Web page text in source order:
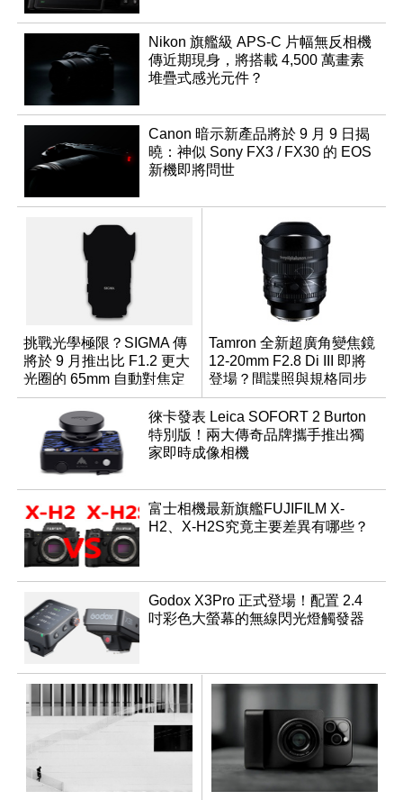
Nikon 旗艦級 APS-C 片幅無反相機
傳近期現身，將搭載 4,500 萬畫素
堆疊式感光元件？
Canon 暗示新產品將於 9 月 9 日揭
曉：神似 Sony FX3 / FX30 的 EOS
新機即將問世
挑戰光學極限？SIGMA 傳
將於 9 月推出比 F1.2 更大
光圈的 65mm 自動對焦定
焦鏡
Tamron 全新超廣角變焦鏡
12-20mm F2.8 Di III 即將
登場？間諜照與規格同步
流出
徠卡發表 Leica SOFORT 2 Burton
特別版！兩大傳奇品牌攜手推出獨
家即時成像相機
富士相機最新旗艦FUJIFILM X-
H2、X-H2S究竟主要差異有哪些？
Godox X3Pro 正式登場！配置 2.4
吋彩色大螢幕的無線閃光燈觸發器